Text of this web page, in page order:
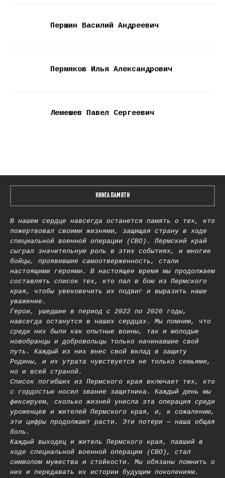
Першин Василий Андреевич
Пермяков Илья Александрович
Лемешев Павел Сергеевич
КНИГА ПАМЯТИ
В нашем сердце навсегда останется память о тех, кто
пожертвовал своими жизнями, защищая страну в ходе
специальной военной операции (СВО). Пермский край
сыграл значительную роль в этих событиях, и многие
бойцы, проявившие самоотверженность, стали
настоящими героями. В настоящее время мы продолжаем
составлять список тех, кто пал в бою из Пермского
края, чтобы увековечить их подвиг и выразить наше
уважение.
Герои, ушедшие в период с 2022 по 2026 годы,
навсегда останутся в наших сердцах. Мы помним, что
среди них были как опытные воины, так и молодые
новобранцы и добровольцы только начинавшие свой
путь. Каждый из них внес свой вклад в защиту
Родины, и их утрата чувствуется не только семьями,
но и всей страной.
Список погибших из Пермского края включает тех, кто
с гордостью носил звание защитника. Каждый день мы
фиксируем, сколько жизней унесла эта операция среди
уроженцев и жителей Пермского края, и, к сожалению,
эти цифры продолжают расти. Эти потери — наша общая
боль.
Каждый выходец и житель Пермского края, павший в
ходе специальной военной операции (СВО), стал
символом мужества и стойкости. Мы обязаны помнить о
них и передавать их истории будущим поколениям.